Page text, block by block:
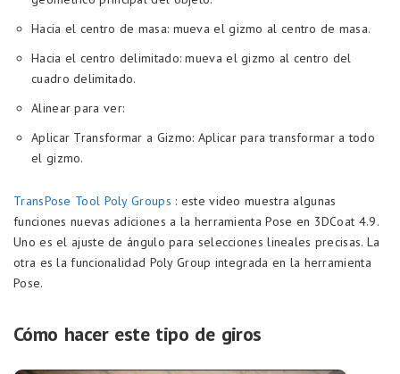
Hacia el centro de masa: mueva el gizmo al centro de masa.
Hacia el centro delimitado: mueva el gizmo al centro del
cuadro delimitado.
Alinear para ver:
Aplicar Transformar a Gizmo: Aplicar para transformar a todo
el gizmo.
TransPose Tool Poly Groups : este video muestra algunas
funciones nuevas adiciones a la herramienta Pose en 3DCoat 4.9.
Uno es el ajuste de ángulo para selecciones lineales precisas. La
otra es la funcionalidad Poly Group integrada en la herramienta
Pose.
Cómo hacer este tipo de giros